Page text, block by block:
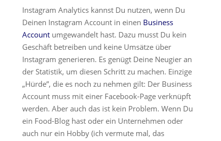
Instagram Analytics kannst Du nutzen, wenn Du
Deinen Instagram Account in einen Business
Accountumgewandelt hast. Dazu musst Du kein
Geschäft betreiben und keine Umsätze über
Instagram generieren. Es genügt Deine Neugier an
der Statistik, um diesen Schritt zu machen. Einzige
„Hürde”, die es noch zu nehmen gilt: Der Business
Account muss mit einer Facebook-Page verknüpft
werden. Aber auch das ist kein Problem. Wenn Du
ein Food-Blog hast oder ein Unternehmen oder
auch nur ein Hobby (ich vermute mal, das